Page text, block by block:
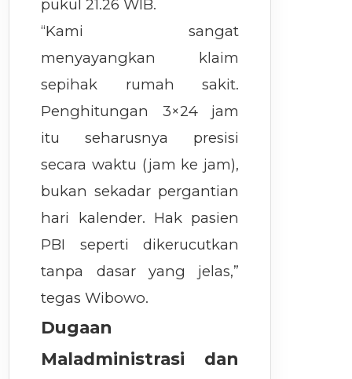
pukul 21.26 WIB.
“Kami sangat
menyayangkan klaim
sepihak rumah sakit.
Penghitungan 3×24 jam
itu seharusnya presisi
secara waktu (jam ke jam),
bukan sekadar pergantian
hari kalender. Hak pasien
PBI seperti dikerucutkan
tanpa dasar yang jelas,”
tegas Wibowo.
Dugaan
Maladministrasi dan